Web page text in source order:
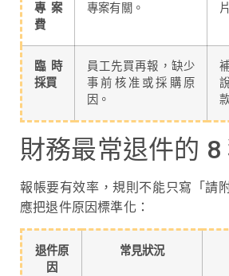
專案
費
專案有關。
臨時
採買
員工先買再報，缺少
事前核准或採購原
因。
財務最常退件的 8
報帳要有效率，規則不能只寫「請
應把退件原因標準化：
退件原
因
常見狀況